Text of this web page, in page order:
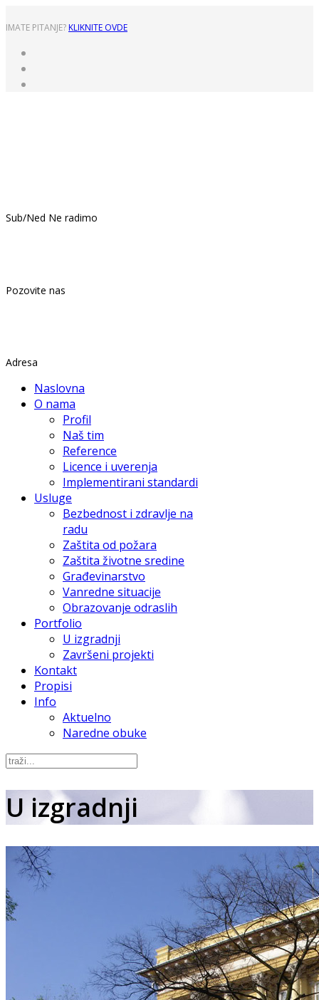
IMATE PITANJE? KLIKNITE OVDE
Sub/Ned Ne radimo
Pozovite nas
Adresa
Naslovna
O nama
Profil
Naš tim
Reference
Licence i uverenja
Implementirani standardi
Usluge
Bezbednost i zdravlje na
radu
Zaštita od požara
Zaštita životne sredine
Građevinarstvo
Vanredne situacije
Obrazovanje odraslih
Portfolio
U izgradnji
Završeni projekti
Kontakt
Propisi
Info
Aktuelno
Naredne obuke
U izgradnji